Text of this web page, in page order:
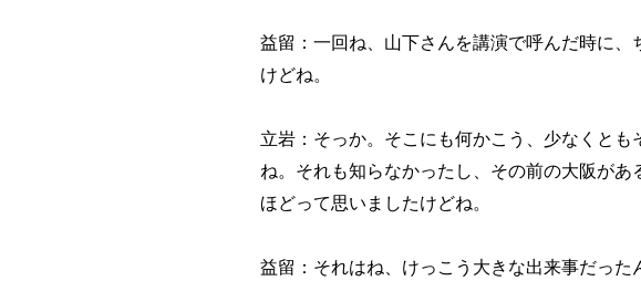
益留：一回ね、山下さんを講演で呼んだ時に
けどね。
立岩：そっか。そこにも何かこう、少なくと
ね。それも知らなかったし、その前の大阪が
ほどって思いましたけどね。
益留：それはね、けっこう大きな出来事だっ